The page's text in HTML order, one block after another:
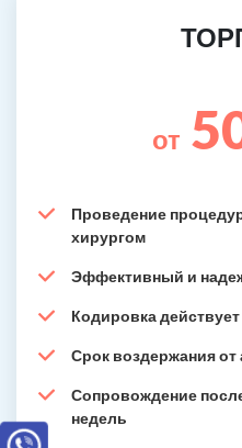
от
Проведение
хирургом
Эффективный и
Кодировка действует
Срок воздержания от
Сопровождение
недель